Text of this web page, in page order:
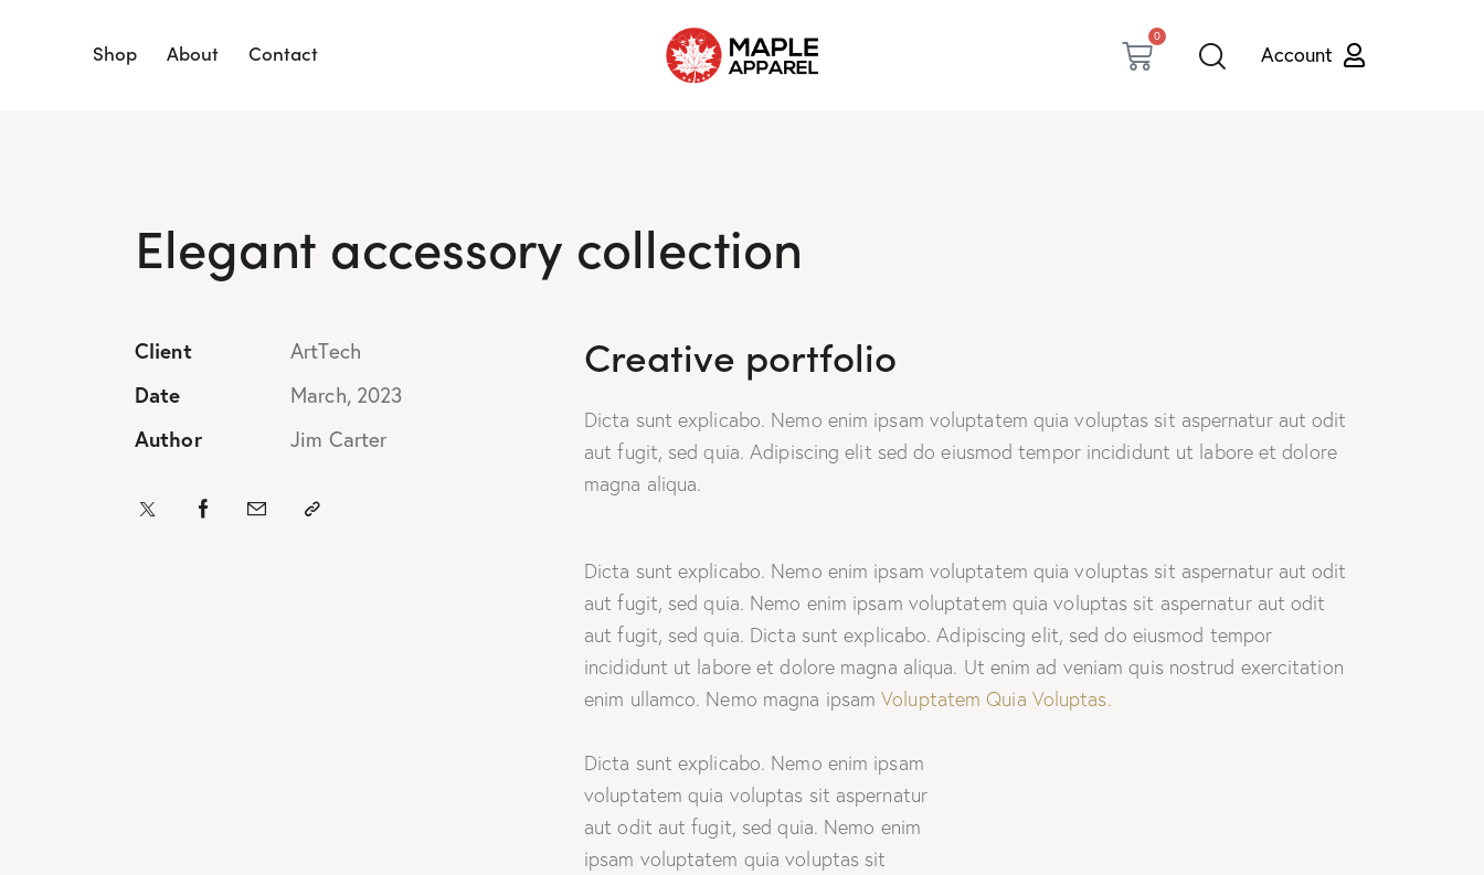
Shop About Contact
0
Elegant accessory collection
Client
ArtTech
Date
March, 2023
Author
Jim Carter
Creative portfolio
Dicta sunt explicabo. Nemo enim ipsam voluptatem quia voluptas sit aspernatur aut odit
aut fugit, sed quia. Adipiscing elit sed do eiusmod tempor incididunt ut labore et dolore
magna aliqua.
Dicta sunt explicabo. Nemo enim ipsam voluptatem quia voluptas sit aspernatur aut odit
aut fugit, sed quia. Nemo enim ipsam voluptatem quia voluptas sit aspernatur aut odit
aut fugit, sed quia. Dicta sunt explicabo. Adipiscing elit, sed do eiusmod tempor
incididunt ut labore et dolore magna aliqua. Ut enim ad veniam quis nostrud exercitation
enim ullamco. Nemo magna ipsamVoluptatem Quia Voluptas.
Dicta sunt explicabo. Nemo enim ipsam
voluptatem quia voluptas sit aspernatur
aut odit aut fugit, sed quia. Nemo enim
ipsam voluptatem quia voluptas sit